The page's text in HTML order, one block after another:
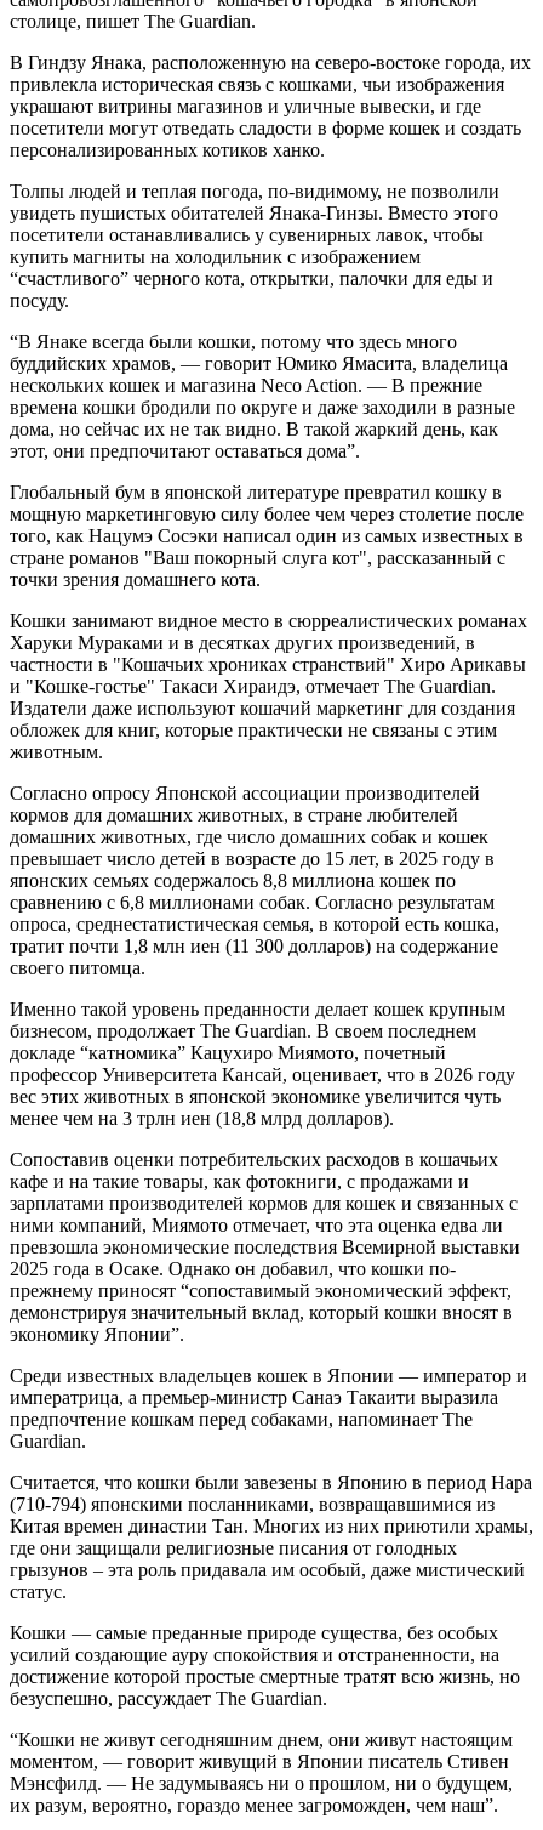
столице, пишет The Guardian.
В Гиндзу Янака, расположенную на северо-востоке города, их
привлекла историческая связь с кошками, чьи изображения
украшают витрины магазинов и уличные вывески, и где
посетители могут отведать сладости в форме кошек и создать
персонализированных котиков ханко.
Толпы людей и теплая погода, по-видимому, не позволили
увидеть пушистых обитателей Янака-Гинзы. Вместо этого
посетители останавливались у сувенирных лавок, чтобы
купить магниты на холодильник с изображением
“счастливого” черного кота, открытки, палочки для еды и
посуду.
“В Янаке всегда были кошки, потому что здесь много
буддийских храмов, — говорит Юмико Ямасита, владелица
нескольких кошек и магазина Neco Action. — В прежние
времена кошки бродили по округе и даже заходили в разные
дома, но сейчас их не так видно. В такой жаркий день, как
этот, они предпочитают оставаться дома”.
Глобальный бум в японской литературе превратил кошку в
мощную маркетинговую силу более чем через столетие после
того, как Нацумэ Сосэки написал один из самых известных в
стране романов "Ваш покорный слуга кот", рассказанный с
точки зрения домашнего кота.
Кошки занимают видное место в сюрреалистических романах
Харуки Мураками и в десятках других произведений, в
частности в "Кошачьих хрониках странствий" Хиро Арикавы
и "Кошке-гостье" Такаси Хираидэ, отмечает The Guardian.
Издатели даже используют кошачий маркетинг для создания
обложек для книг, которые практически не связаны с этим
животным.
Согласно опросу Японской ассоциации производителей
кормов для домашних животных, в стране любителей
домашних животных, где число домашних собак и кошек
превышает число детей в возрасте до 15 лет, в 2025 году в
японских семьях содержалось 8,8 миллиона кошек по
сравнению с 6,8 миллионами собак. Согласно результатам
опроса, среднестатистическая семья, в которой есть кошка,
тратит почти 1,8 млн иен (11 300 долларов) на содержание
своего питомца.
Именно такой уровень преданности делает кошек крупным
бизнесом, продолжает The Guardian. В своем последнем
докладе “катномика” Кацухиро Миямото, почетный
профессор Университета Кансай, оценивает, что в 2026 году
вес этих животных в японской экономике увеличится чуть
менее чем на 3 трлн иен (18,8 млрд долларов).
Сопоставив оценки потребительских расходов в кошачьих
кафе и на такие товары, как фотокниги, с продажами и
зарплатами производителей кормов для кошек и связанных с
ними компаний, Миямото отмечает, что эта оценка едва ли
превзошла экономические последствия Всемирной выставки
2025 года в Осаке. Однако он добавил, что кошки по-
прежнему приносят “сопоставимый экономический эффект,
демонстрируя значительный вклад, который кошки вносят в
экономику Японии”.
Среди известных владельцев кошек в Японии — император и
императрица, а премьер-министр Санаэ Такаити выразила
предпочтение кошкам перед собаками, напоминает The
Guardian.
Считается, что кошки были завезены в Японию в период Нара
(710-794) японскими посланниками, возвращавшимися из
Китая времен династии Тан. Многих из них приютили храмы,
где они защищали религиозные писания от голодных
грызунов – эта роль придавала им особый, даже мистический
статус.
Кошки — самые преданные природе существа, без особых
усилий создающие ауру спокойствия и отстраненности, на
достижение которой простые смертные тратят всю жизнь, но
безуспешно, рассуждает The Guardian.
“Кошки не живут сегодняшним днем, они живут настоящим
моментом, — говорит живущий в Японии писатель Стивен
Мэнсфилд. — Не задумываясь ни о прошлом, ни о будущем,
их разум, вероятно, гораздо менее загроможден, чем наш”.